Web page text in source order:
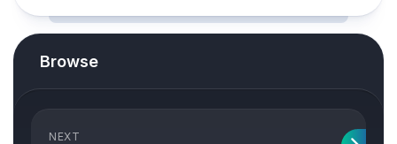
Browse
NEXT